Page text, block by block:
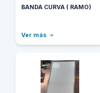
BANDA CURVA ( RAMO)
Ver más